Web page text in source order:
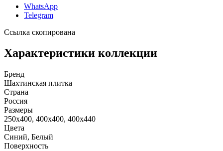
WhatsApp
Telegram
Ссылка скопирована
Характеристики коллекции
Бренд
Шахтинская плитка
Страна
Россия
Размеры
250x400, 400x400, 400x440
Цвета
Синий, Белый
Поверхность